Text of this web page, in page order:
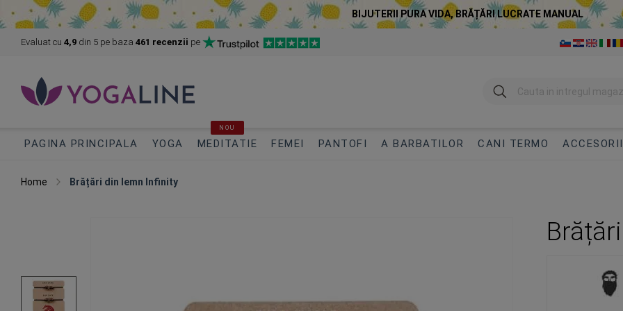
BIJUTERII PURA VIDA, BRĂȚĂRI LUCRATE MANUAL
Evaluat cu 4,9 din 5 pe baza 461 recenzii pe
Cautare
PAGINA PRINCIPALA YOGA MEDITATIE
NOU
FEMEI PANTOFI A BARBATILOR CANI TERMO ACCESORII
Home Brățări din lemn Infinity
of
the